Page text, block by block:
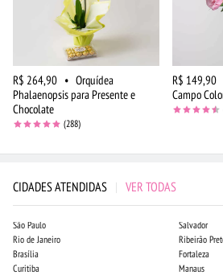
R$ 264,90 • Orquídea
Phalaenopsis para Presente e
Chocolate
(288)
R$ 149,90
Campo
CIDADES ATENDIDAS | VER TODAS
São Paulo
Rio de Janeiro
Brasília
Curitiba
Salvador
Ribeirão
Fortaleza
Manaus